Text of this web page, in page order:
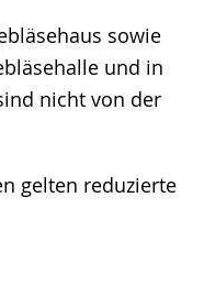
sowie
und in
nicht von der
gelten reduzierte